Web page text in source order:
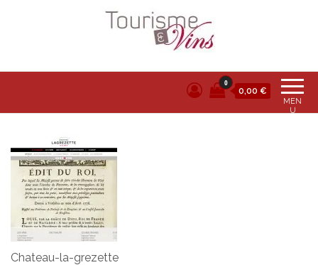
Tourisme et vins
MEN
U
0
0,00 €
Chateau-la-grezette